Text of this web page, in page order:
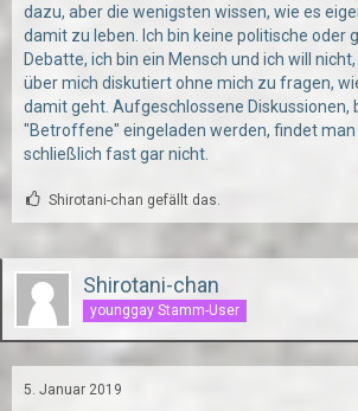
dazu, aber die wenigsten wissen, wie es
damit zu leben. Ich bin keine politische oder
Debatte, ich bin ein Mensch und ich will
über mich diskutiert ohne mich zu fragen,
damit geht. Aufgeschlossene Diskussionen,
"Betroffene" eingeladen werden, findet man
schließlich fast gar nicht.
Shirotani-chan gefällt das.
Shirotani-chan
younggay Stamm-User
5. Januar 2019